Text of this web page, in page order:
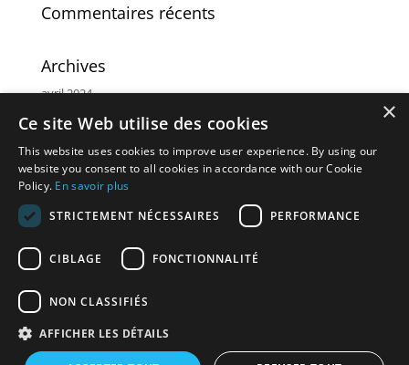
Commentaires récents
Archives
avril 2024
Non classé
Méta
Flux des publications
Flux des commentaires
×
Ce site Web utilise des cookies
This website uses cookies to improve user experience. By using our
website you consent to all cookies in accordance with our Cookie
Policy. En savoir plus
STRICTEMENT NÉCESSAIRES
PERFORMANCE
CIBLAGE FONCTIONNALITÉ
NON CLASSIFIÉS
AFFICHER LES DÉTAILS